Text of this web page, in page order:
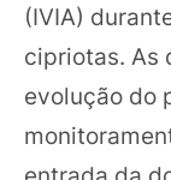
(IVIA)
cipriotas. As
evolução do